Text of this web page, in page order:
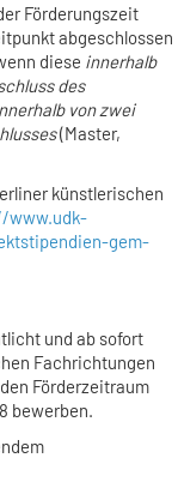
Förderungszeit
abgeschlossen
diese innerhalb
des
von zwei
(Master,
künstlerischen
www.udk-
gem-
und ab sofort
Fachrichtungen
Förderzeitraum
bewerben.